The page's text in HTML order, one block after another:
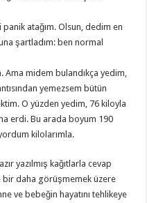
atağım. Olsun, dedim en
şartladım: ben normal
Ama midem bulandıkça yedim,
yemezsem bütün
O yüzden yedim, 76 kiloyla
erdi. Bu arada boyum 190
kilolarımla.
yazılmış kağıtlarla cevap
bir daha görüşmemek üzere
ve bebeğin hayatını tehlikeye